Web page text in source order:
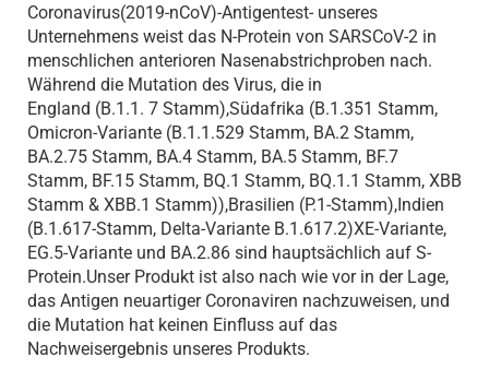
Coronavirus(2019-nCoV)-Antigentest- unseres
Unternehmens weist das N-Protein von SARSCoV-2 in
menschlichen anterioren Nasenabstrichproben nach.
Während die Mutation des Virus, die in
England (B.1.1. 7 Stamm),Südafrika (B.1.351 Stamm,
Omicron-Variante (B.1.1.529 Stamm, BA.2 Stamm,
BA.2.75 Stamm, BA.4 Stamm, BA.5 Stamm, BF.7
Stamm, BF.15 Stamm, BQ.1 Stamm, BQ.1.1 Stamm, XBB
Stamm & XBB.1 Stamm)),Brasilien (P.1-Stamm),Indien
(B.1.617-Stamm, Delta-Variante B.1.617.2)XE-Variante,
EG.5-Variante und BA.2.86 sind hauptsächlich auf S-
Protein.Unser Produkt ist also nach wie vor in der Lage,
das Antigen neuartiger Coronaviren nachzuweisen, und
die Mutation hat keinen Einfluss auf das
Nachweisergebnis unseres Produkts.